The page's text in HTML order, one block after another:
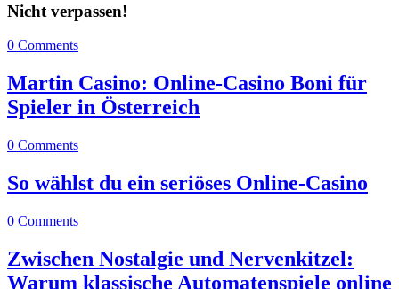
Nicht verpassen!
0 Comments
Martin Casino: Online-Casino Boni für
Spieler in Österreich
0 Comments
So wählst du ein seriöses Online-Casino
0 Comments
Zwischen Nostalgie und Nervenkitzel:
Warum klassische Automatenspiele online